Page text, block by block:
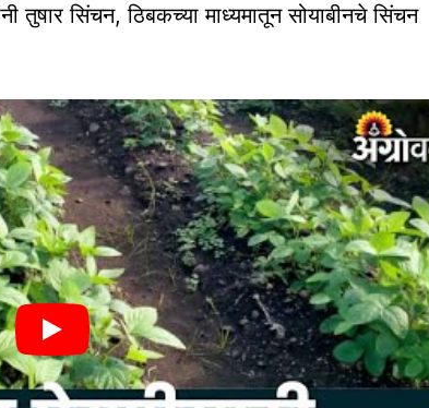
तुषार सिंचन, ठिबकच्या माध्यमातून सोयाबीनचे सिंचन